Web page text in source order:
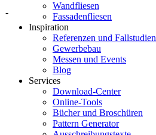
-
Wandfliesen
Fassadenfliesen
Inspiration
Referenzen und Fallstudien
Gewerbebau
Messen und Events
Blog
Services
Download-Center
Online-Tools
Bücher und Broschüren
Pattern Generator